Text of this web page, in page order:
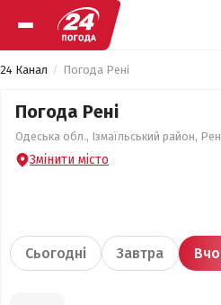
24 Канал Погода Рені
Погода Рені
Одеська обл., Ізмаїльський район,
Змінити місто
Сьогодні Завтра